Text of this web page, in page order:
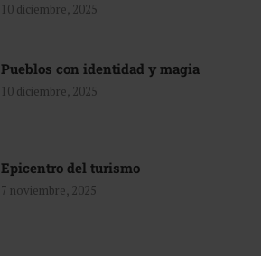
10 diciembre, 2025
Pueblos con identidad y magia
10 diciembre, 2025
Epicentro del turismo
7 noviembre, 2025